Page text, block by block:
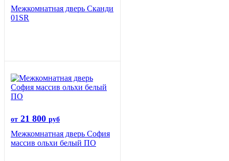
Межкомнатная дверь Сканди
01SR
от 21 800 руб
Межкомнатная дверь София
массив ольхи белый ПО